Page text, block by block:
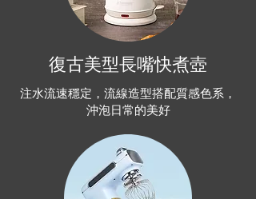
復古美型長嘴快煮壺
注水流速穩定，流線造型搭配質感色系，
沖泡日常的美好